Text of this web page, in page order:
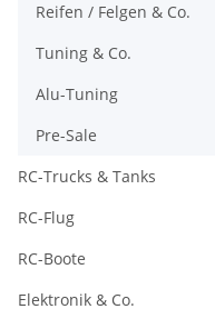
Reifen / Felgen & Co.
Tuning & Co.
Alu-Tuning
Pre-Sale
RC-Trucks & Tanks
RC-Flug
RC-Boote
Elektronik & Co.